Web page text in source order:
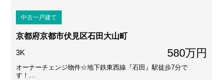
中古一戸建て
京都府京都市伏見区石田大山町
3K
580万円
オーナーチェンジ物件☆地下鉄東西線『石田』駅徒歩7分で
す！…